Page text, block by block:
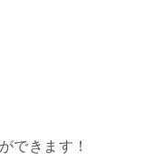
できます ！